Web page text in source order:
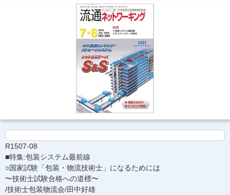
R1507-08
■特集:包装システム最前線
○国家試験「包装・物流技術士」になるためには
〜技術士試験合格への道標〜
/技術士包装物流会/田中好雄